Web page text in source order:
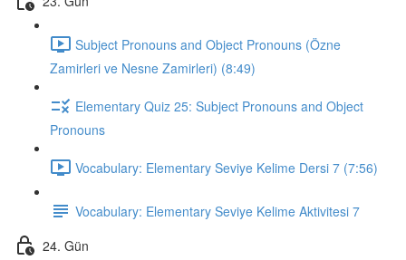
Subject Pronouns and Object Pronouns (Özne
Zamirleri ve Nesne Zamirleri) (8:49)
Elementary Quiz 25: Subject Pronouns and Object
Pronouns
Vocabulary: Elementary Seviye Kelime Dersi 7 (7:56)
Vocabulary: Elementary Seviye Kelime Aktivitesi 7
24. Gün